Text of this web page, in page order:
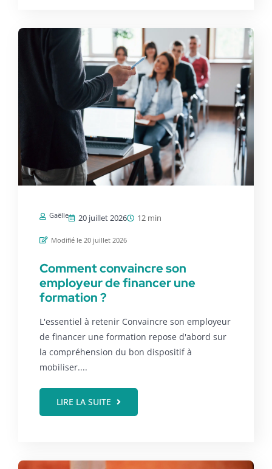
Gaëlle 20 juillet 2026 12 min
Modifié le 20 juillet 2026
Comment convaincre son
employeur de financer une
formation ?
L'essentiel à retenir Convaincre son employeur
de financer une formation repose d'abord sur
la compréhension du bon dispositif à
mobiliser....
LIRE LA SUITE